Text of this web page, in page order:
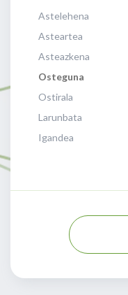
Astelehena
Asteartea
Asteazkena
Osteguna
Ostirala
Larunbata
Igandea